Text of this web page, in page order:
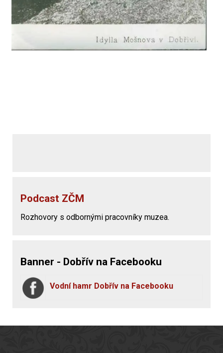
Podcast ZČM
Rozhovory s odbornými pracovníky muzea.
Banner - Dobřív na Facebooku
Vodní hamr Dobřív na Facebooku